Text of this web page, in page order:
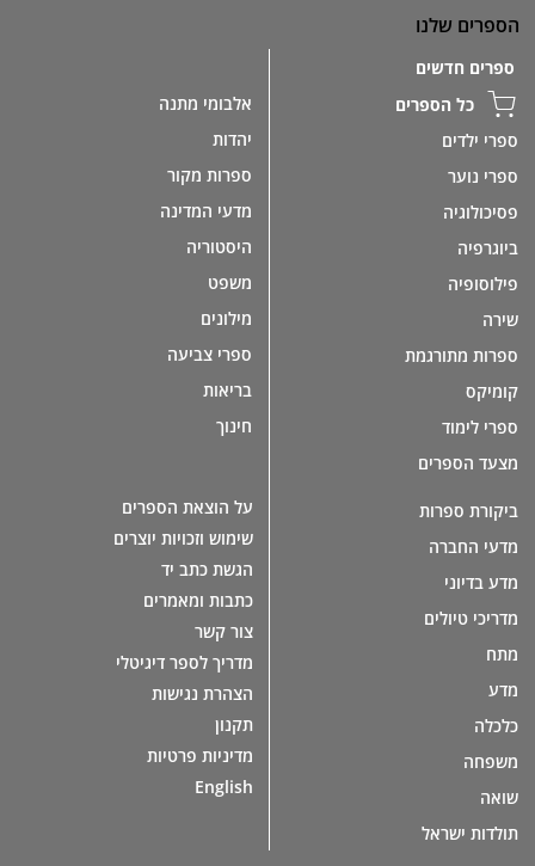
הספרים שלנו
ספרים חדשים
כל הספרים
ספרי ילדים
ספרי נוער
פסיכולוגיה
ביוגרפיה
פילוסופיה
שירה
ספרות מתורגמת
קומיקס
ספרי לימוד
מצעד הספרים
ביקורת ספרות
מדעי החברה
מדע בדיוני
מדריכי טיולים
מתח
מדע
כלכלה
משפחה
שואה
תולדות ישראל
אלבומי מתנה
יהדות
ספרות מקור
מדעי המדינה
היסטוריה
משפט
מילונים
ספרי צביעה
בריאות
חינוך
על הוצאת הספרים
שימוש וזכויות יוצרים
הגשת כתב יד
כתבות ומאמרים
צור קשר
מדריך לספר דיגיטלי
הצהרת נגישות
תקנון
מדיניות פרטיות
English